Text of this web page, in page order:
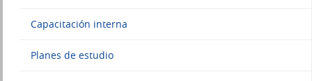
Capacitación interna
Planes de estudio